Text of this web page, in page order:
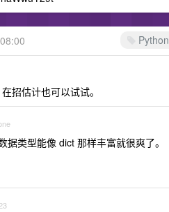
Python
招估计也可以试试。
类型能像 dict 那样丰富就很爽了。